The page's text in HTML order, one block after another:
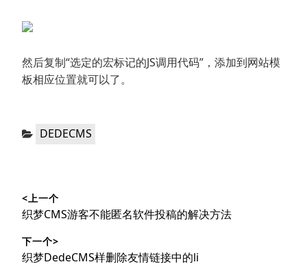
然后复制“选定的宏标记的JS调用代码”，添加到网站模
板相应位置就可以了。
分
DEDECMS
章
导
航
<上一个
上
文
章：
织梦CMS游客不能匿名软件投稿的解决方法
下一个>
下
织梦DedeCMS样删除友情链接中的li